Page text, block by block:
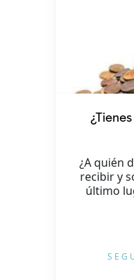
¿A quién
recibir y
último